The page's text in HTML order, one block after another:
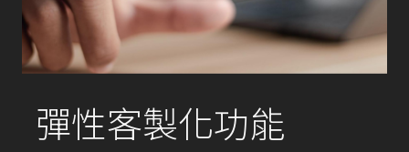
彈性客製化功能